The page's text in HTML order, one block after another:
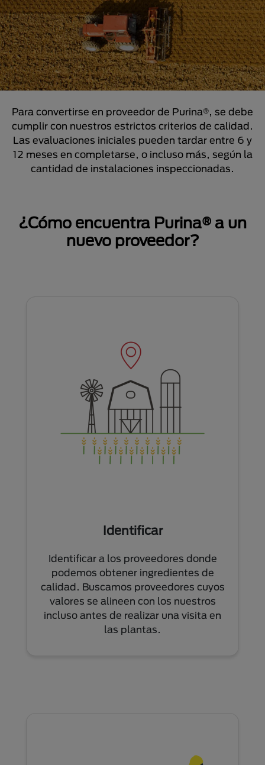
Para convertirse en proveedor de Purina®, se debe
cumplir con nuestros estrictos criterios de calidad.
Las evaluaciones iniciales pueden tardar entre 6 y
12 meses en completarse, o incluso más, según la
cantidad de instalaciones inspeccionadas.
¿Cómo encuentra Purina® a un
nuevo proveedor?
Identificar
Identificar a los proveedores donde
podemos obtener ingredientes de
calidad. Buscamos proveedores cuyos
valores se alineen con los nuestros
incluso antes de realizar una visita en
las plantas.